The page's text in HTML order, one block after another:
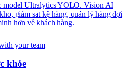
model Ultralytics YOLO. Vision AI
giám sát kệ hàng, quản lý hàng đợi
hơn về khách hàng.
khỏe